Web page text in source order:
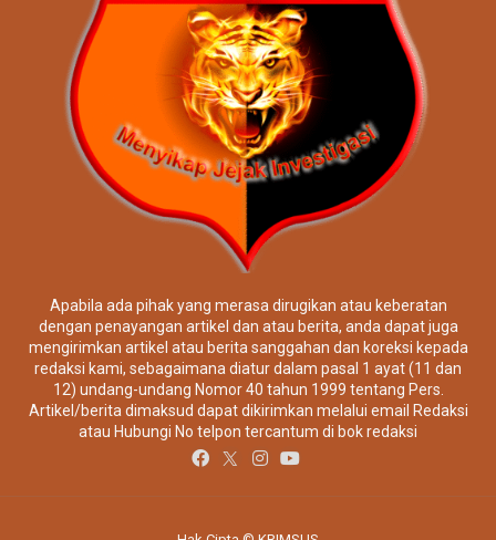
Apabila ada pihak yang merasa dirugikan atau keberatan
dengan penayangan artikel dan atau berita, anda dapat juga
mengirimkan artikel atau berita sanggahan dan koreksi kepada
redaksi kami, sebagaimana diatur dalam pasal 1 ayat (11 dan
12) undang-undang Nomor 40 tahun 1999 tentang Pers.
Artikel/berita dimaksud dapat dikirimkan melalui email Redaksi
atau Hubungi No telpon tercantum di bok redaksi